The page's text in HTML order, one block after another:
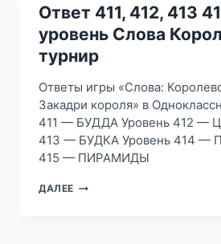
УРОВЕНЬ
СЛОВА
КОРОЛЕВСКИЙ
ТУРНИР
Ответ 411, 412, 413
уровень Слова
турнир
Ответы игры «Слова:
Закадри короля» в
411 — БУДДА Уровень 412 —
413 — БУДКА Уровень 414 —
415 — ПИРАМИДЫ
ДАЛЕЕ ОТВЕТ